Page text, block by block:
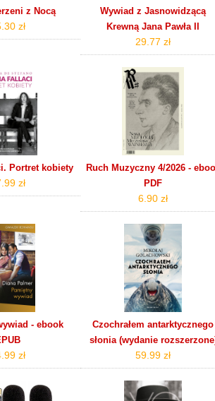
z Nocą
zł
Wywiad z Jasnowidzącą
Krewną Jana Pawła II
29.77 zł
Portret kobiety
zł
Ruch Muzyczny 4/2026 -
PDF
6.90 zł
- ebook
zł
Czochrałem antarktycznego
słonia (wydanie
59.99 zł